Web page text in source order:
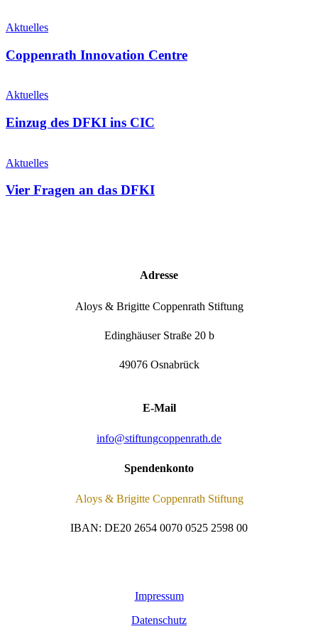
Aktuelles
Coppenrath Innovation Centre
Aktuelles
Einzug des DFKI ins CIC
Aktuelles
Vier Fragen an das DFKI
Adresse
Aloys & Brigitte Coppenrath Stiftung
Edinghäuser Straße 20 b
49076 Osnabrück
E-Mail
info@stiftungcoppenrath.de
Spendenkonto
Aloys & Brigitte Coppenrath Stiftung
IBAN: DE20 2654 0070 0525 2598 00
Impressum
Datenschutz